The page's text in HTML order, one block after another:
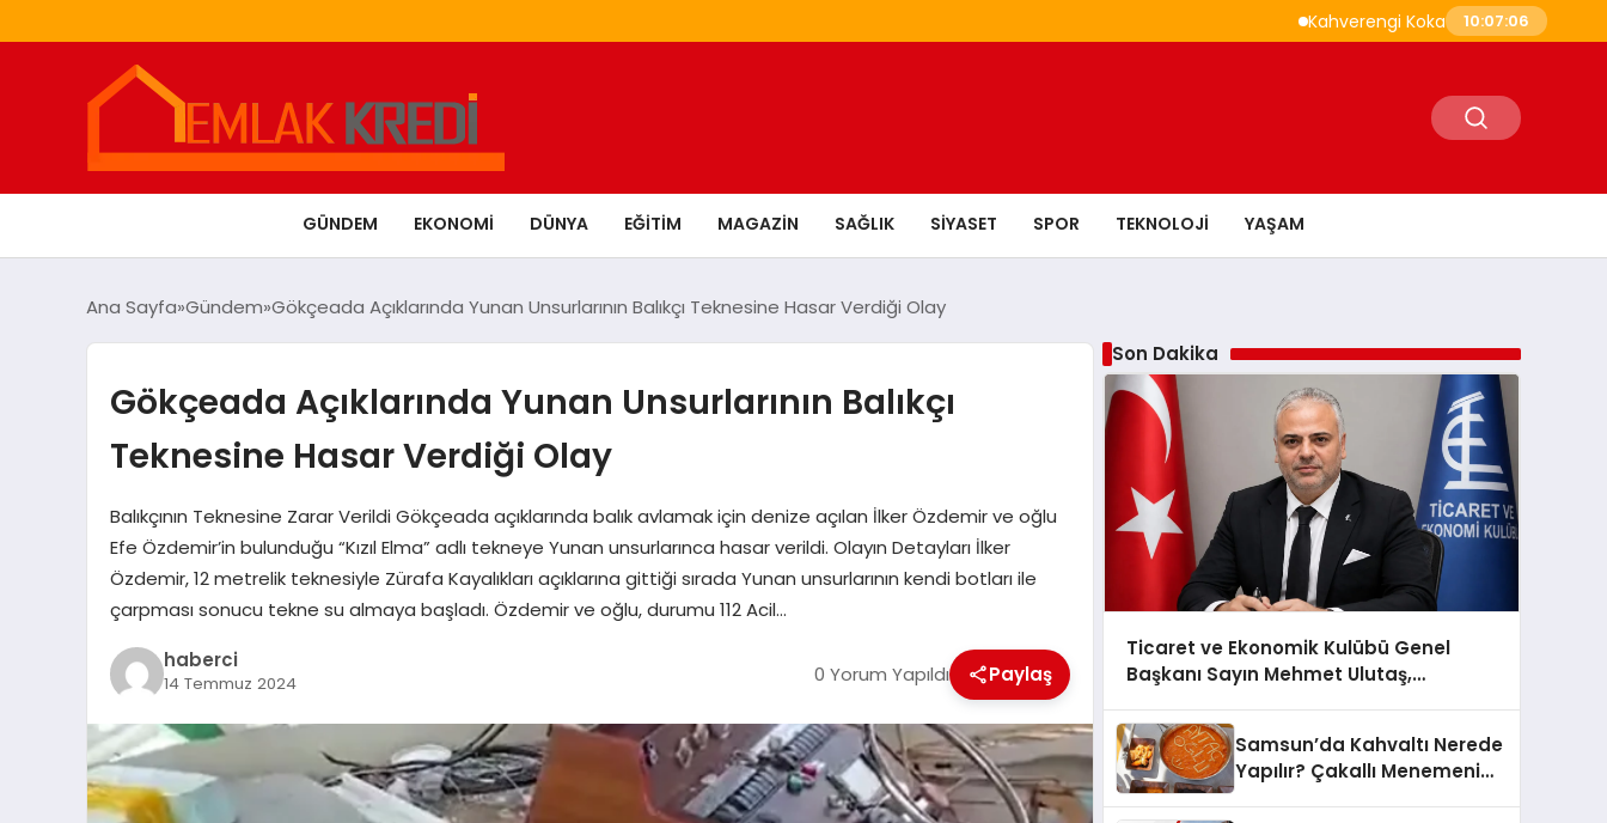
Kahverengi Kokarca İle Savaşta 1,6 Milyon
10:07:07
GÜNDEM EKONOMI DÜNYA EĞITIM MAGAZIN SAĞLIK SIYASET SPOR TEKNOLOJI YAŞAM
Ana Sayfa Gündem Gökçeada Açıklarında Yunan Unsurlarının Balıkçı Teknesine Hasar Verdiği Olay
Gökçeada Açıklarında Yunan Unsurlarının Balıkçı
Teknesine Hasar Verdiği Olay
Balıkçının Teknesine Zarar Verildi Gökçeada açıklarında balık avlamak için denize açılan İlker Özdemir ve oğlu
Efe Özdemir’in bulunduğu “Kızıl Elma” adlı tekneye Yunan unsurlarınca hasar verildi. Olayın Detayları İlker
Özdemir, 12 metrelik teknesiyle Zürafa Kayalıkları açıklarına gittiği sırada Yunan unsurlarının kendi botları ile
çarpması sonucu tekne su almaya başladı. Özdemir ve oğlu, durumu 112 Acil…
haberci
14 Temmuz 2024 0 Yorum Yapıldı Paylaş
Son Dakika
Ticaret ve Ekonomik Kulübü Genel
Başkanı Sayın Mehmet Ulutaş,
şunları kaydetti:
Samsun’da Kahvaltı Nerede
Yapılır? Çakallı Menemeni